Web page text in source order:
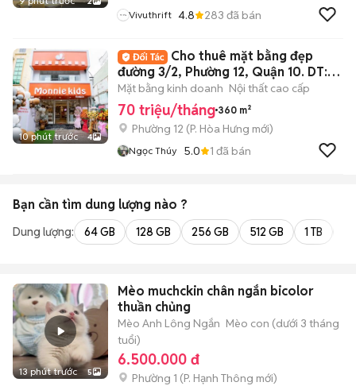
Vivuthrift 4.8 283 đã bán
10 phút trước 4
Cho thuê mặt bằng đẹp
đường 3/2, Phường 12, Quận 10. DT:
6x30m
Mặt bằng kinh doanh Nội thất cao cấp
70 triệu/tháng 360 m²
Phường 12 (P. Hòa Hưng mới)
Ngọc Thúy 5.0 1 đã bán
Bạn cần tìm dung lượng nào ?
Dung lượng: 64 GB 128 GB 256 GB 512 GB 1 TB
13 phút trước 5
Mèo muchckin chân ngắn bicolor
thuần chủng
Mèo Anh Lông Ngắn Mèo con (dưới 3 tháng
tuổi)
6.500.000 đ
Phường 1 (P. Hạnh Thông mới)